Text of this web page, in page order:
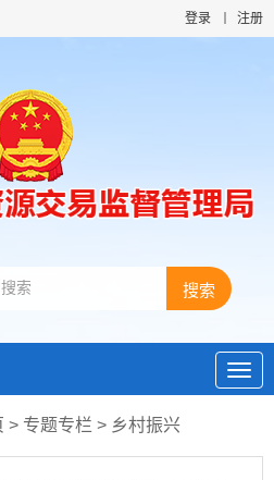
登录 注册
> 专题专栏 > 乡村振兴